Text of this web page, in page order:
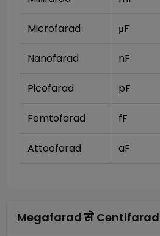
Microfarad μF
Nanofarad nF
Picofarad pF
Femtofarad fF
Attoofarad aF
Megafarad से Centifarad